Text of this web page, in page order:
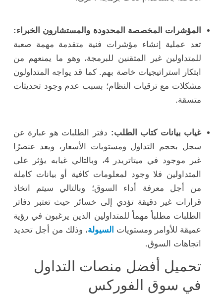
المؤشرات المخصصة المحدودة والمستشارون الخبراء:
تعد عملية إنشاء مؤشرات فنية متقدمة مهمة صعبة
للمتداولين غير المتقنين للبرمجة، وهو ما يمنعهم من
ابتكار استراتيجيات خاصة بهم. كما قد يواجه المتداولون
مشكلات مع ترقيات النظام؛ بسبب عدم وجود تحديثات
متسقة.
غياب بيانات كتاب الطلب: دفتر الطلبات هو عبارة عن
سجل بحجم التداول ومستويات الأسعار، ويعد عنصرًا
غير موجود في ميتاتريدر 4، وبالتالي غيابه يؤثر على
المتداولين فلا وجود لمعلومات كافية أو بيانات كاملة
من أجل معرفة أداء السوق؛ وبالتالي سيتم اتخاذ
قرارات غير دقيقة تؤدي إلى خسائر حيث تعتبر دفاتر
الطلبات مطلباً مهماً للمتداولين الذين يرغبون في رؤية
عميقة للأوامر ومستويات السيولة، وذلك من أجل تحديد
اتجاهات السوق.
تحميل أفضل منصات التداول
في سوق الفوركس